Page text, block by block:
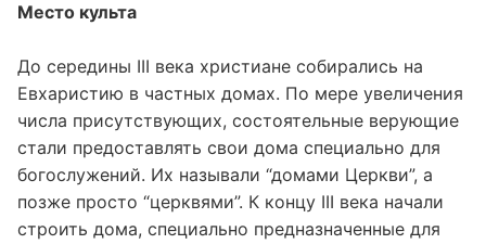
Место культа
До середины III века христиане собирались на
Евхаристию в частных домах. По мере увеличения
числа присутствующих, состоятельные верующие
стали предоставлять свои дома специально для
богослужений. Их называли “домами Церкви”, а
позже просто “церквями”. К концу III века начали
строить дома, специально предназначенные для